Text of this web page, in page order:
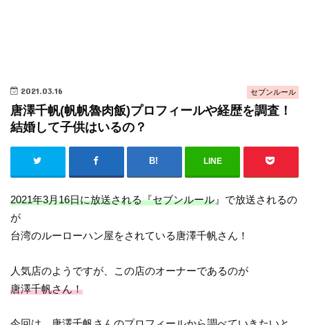
セブンルール
2021.03.16
唐澤千帆(帆帆魯肉飯)プロフィールや経歴を調査！
結婚して子供はいるの？
LINE
2021年3月16日に放送される『セブンルール 』で放送されるの
が
台湾のルーローハン屋をされている唐澤千帆さん！
人気店のようですが、この店のオーナーであるのが
唐澤千帆さん！